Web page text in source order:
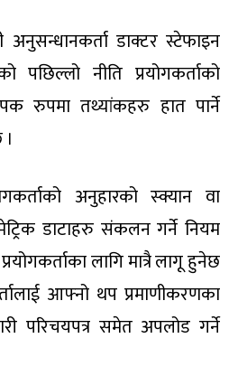
अनुसन्धानकर्ता डाक्टर स्टेफाइन
पछिल्लो नीति प्रयोगकर्ताको
रुपमा तथ्यांकहरु हात पार्ने
अनुहारको स्क्यान वा
डाटाहरु संकलन गर्ने नियम
लागि मात्रै लागू हुनेछ
आफ्नो थप प्रमाणीकरणका
परिचयपत्र समेत अपलोड गर्ने